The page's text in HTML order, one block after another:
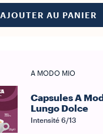
AJOUTER AU PANIER
A MODO MIO
Capsules A
Lungo Dolce
Intensité 6/13